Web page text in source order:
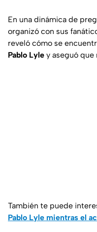
En una dinámica de
organizó con sus
reveló cómo se
Pablo Lyle y aseguó que
También te puede
Pablo Lyle mientras el